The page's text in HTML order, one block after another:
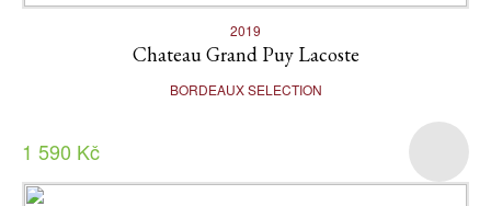
2019
Chateau Grand Puy Lacoste
BORDEAUX SELECTION
1 590 Kč